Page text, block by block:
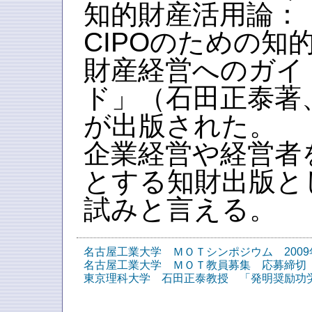
知的財産活用論：
CIPOのための知
財産経営へのガイ
ド」（石田正泰
が出版された。
企業経営や経営
とする知財出版
試みと言える。
名古屋工業大学 ＭＯＴシンポジウム 2009
名古屋工業大学 ＭＯＴ教員募集 応募締切
東京理科大学 石田正泰教授 「発明奨励功